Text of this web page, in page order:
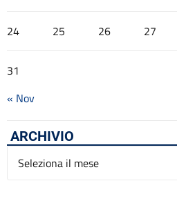
24 25 26 27
31
« Nov
ARCHIVIO
Archivio